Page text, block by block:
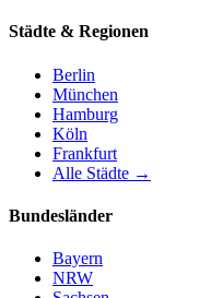
Städte & Regionen
Berlin
München
Hamburg
Köln
Frankfurt
Alle Städte →
Bundesländer
Bayern
NRW